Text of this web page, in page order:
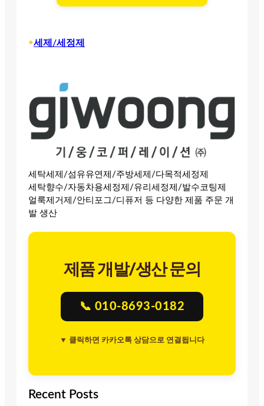
•세제/세정제
세탁세제/섬유유연제/주방세제/다목적세정제
세탁향수/자동차용세정제/유리세정제/발수코팅제
얼룩제거제/안티포그/디퓨저 등 다양한 제품 주문 개
발 생산
제품 개발/생산 문의
📞 010-8693-0182
▼ 클릭하면 카카오톡 상담으로 연결됩니다
Recent Posts